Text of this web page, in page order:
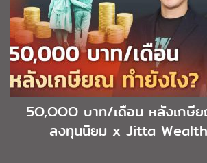
5O,OOO บาท/เดือน หลังเกษี
ลงทุนนิยม x Jitta Wealth